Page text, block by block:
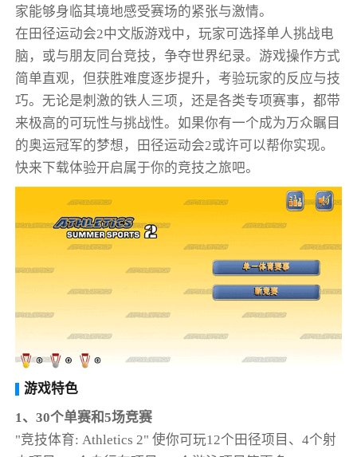
家能够身临其境地感受赛场的紧张与激情。
在田径运动会2中文版游戏中，玩家可选择单人挑战电
脑，或与朋友同台竞技，争夺世界纪录。游戏操作方式
简单直观，但获胜难度逐步提升，考验玩家的反应与技
巧。无论是刺激的铁人三项，还是各类专项赛事，都带
来极高的可玩性与挑战性。如果你有一个成为万众瞩目
的奥运冠军的梦想，田径运动会2或许可以帮你实现。
快来下载体验开启属于你的竞技之旅吧。
游戏特色
1、30个单赛和5场竞赛
"竞技体育: Athletics 2" 使你可玩12个田径项目、4个射